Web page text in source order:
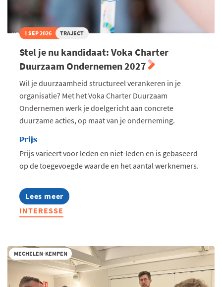
1 SEP 2026 TRAJECT
Stel je nu kandidaat: Voka Charter
Duurzaam Ondernemen 2027
Wil je duurzaamheid structureel verankeren in je
organisatie? Met het Voka Charter Duurzaam
Ondernemen werk je doelgericht aan concrete
duurzame acties, op maat van je onderneming.
Prijs
Prijs varieert voor leden en niet-leden en is gebaseerd
op de toegevoegde waarde en het aantal werknemers.
Lees meer
about
Stel
je
Charter
Duurzaam
Ondernemen
2027
INTERESSE
MECHELEN-KEMPEN